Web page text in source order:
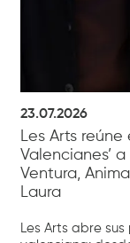
23.07.2026
Les Arts reúne
Valencianes’
Ventura,
Laura
Les Arts abre